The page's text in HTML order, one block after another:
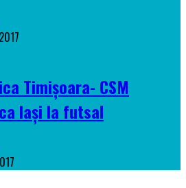
Timișoara- CSM
Iași la futsal